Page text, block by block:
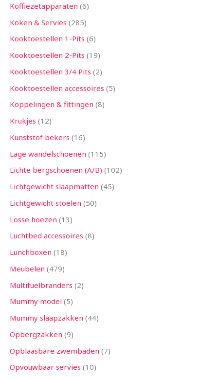
Koffiezetapparaten 6
Koken & Servies 285
Kooktoestellen 1-Pits 6
Kooktoestellen 2-Pits 19
Kooktoestellen 3/4 Pits 2
Kooktoestellen accessoires 5
Koppelingen & fittingen 8
Krukjes 12
Kunststof bekers 16
Lage wandelschoenen 115
Lichte bergschoenen (A/B) 102
Lichtgewicht slaapmatten 45
Lichtgewicht stoelen 50
Losse hoezen 13
Luchtbed accessoires 8
Lunchboxen 18
Meubelen 479
Multifuelbranders 2
Mummy model 5
Mummy slaapzakken 44
Opbergzakken 9
Opblaasbare zwembaden 7
Opvouwbaar servies 10